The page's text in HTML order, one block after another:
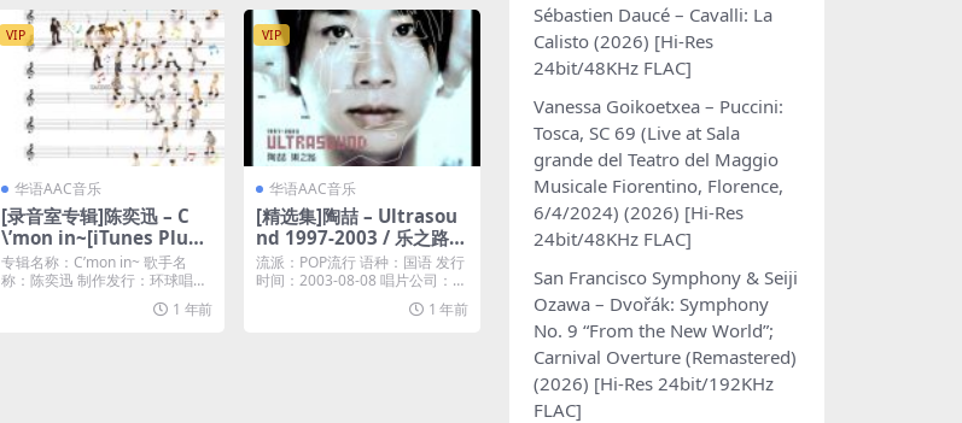
VIP
华语AAC音乐
[录音室专辑]陈奕迅 – C
\’mon in~[iTunes Plus
M4A]
专辑名称：C’mon in~ 歌手名
称：陈奕迅 制作发行：环球唱片
1 年前
VIP
华语AAC音乐
[精选集]陶喆 – Ultrasou
nd 1997-2003 / 乐之路 [i
Tunes Plus M4A]
流派：POP流行 语种：国语 发行
时间：2003-08-08 唱片公司：℗
1 年前
Sébastien Daucé – Cavalli: La
Calisto (2026) [Hi-Res
24bit/48KHz FLAC]
Vanessa Goikoetxea – Puccini:
Tosca, SC 69 (Live at Sala
grande del Teatro del Maggio
Musicale Fiorentino, Florence,
6/4/2024) (2026) [Hi-Res
24bit/48KHz FLAC]
San Francisco Symphony & Seiji
Ozawa – Dvořák: Symphony
No. 9 “From the New World”;
Carnival Overture (Remastered)
(2026) [Hi-Res 24bit/192KHz
FLAC]